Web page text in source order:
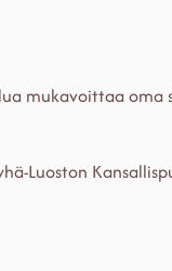
mukavoittaa oma
Luoston